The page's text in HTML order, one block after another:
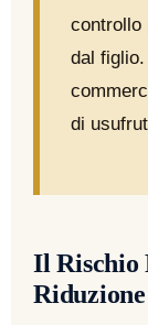
controllo
dal
di
Il Rischio